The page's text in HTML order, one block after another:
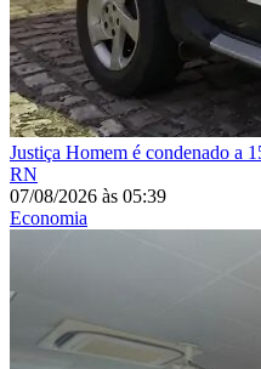
Justiça Homem é condenado a
RN
07/08/2026 às 05:39
Economia